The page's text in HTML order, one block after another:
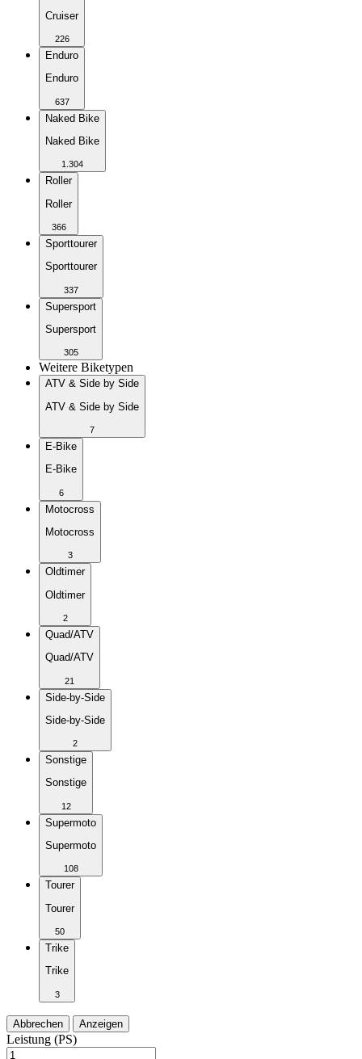
Cruiser
226
Enduro
Enduro
637
Naked Bike
Naked Bike
1.304
Roller
Roller
366
Sporttourer
Sporttourer
337
Supersport
Supersport
305
Weitere Biketypen
ATV & Side by Side
ATV & Side by Side
7
E-Bike
E-Bike
6
Motocross
Motocross
3
Oldtimer
Oldtimer
2
Quad/ATV
Quad/ATV
21
Side-by-Side
Side-by-Side
2
Sonstige
Sonstige
12
Supermoto
Supermoto
108
Tourer
Tourer
50
Trike
Trike
3
Abbrechen Anzeigen
Leistung (PS)